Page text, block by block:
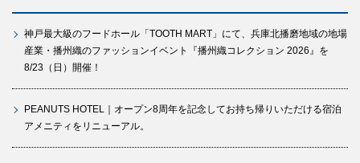
神戸最大級のフードホール「TOOTH MART」にて、兵庫北播磨地域の地場
産業・播州織のファッションイベント『播州織コレクション 2026』を
8/23（日）開催！
PEANUTS HOTEL｜オープン8周年を記念してお持ち帰りいただける宿泊
アメニティをリニューアル。